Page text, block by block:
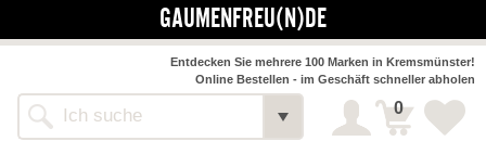
GAUMENFREU(N)DE
Alle Webseiten
Entdecken Sie mehrere 100 Marken in Kremsmünster!
Online Bestellen - im Geschäft schneller abholen
0